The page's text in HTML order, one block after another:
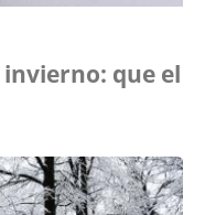
que el